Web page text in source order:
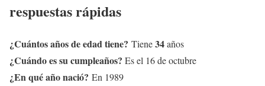
respuestas rápidas
¿Cuántos años de edad tiene? Tiene34años
¿Cuándo es su cumpleaños? Es el 16 de octubre
¿En qué año nació? En 1989